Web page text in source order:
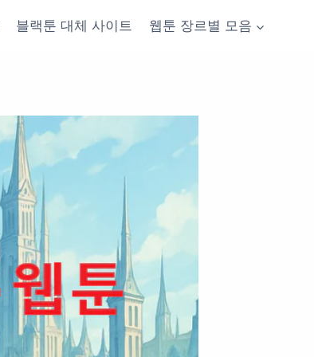
블랙툰 대체 사이트 웹툰 장르별 모음